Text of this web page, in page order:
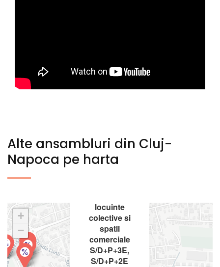
Alte ansambluri din Cluj-
Napoca pe harta
locuinte
colective si
spatii
comerciale
S/D+P+3E,
S/D+P+2E
+
−